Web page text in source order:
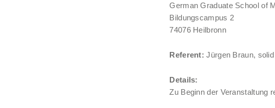
German Graduate School of
Bildungscampus 2
74076 Heilbronn
Referent:Jürgen Braun,
Details:
Zu Beginn der Veranstaltung